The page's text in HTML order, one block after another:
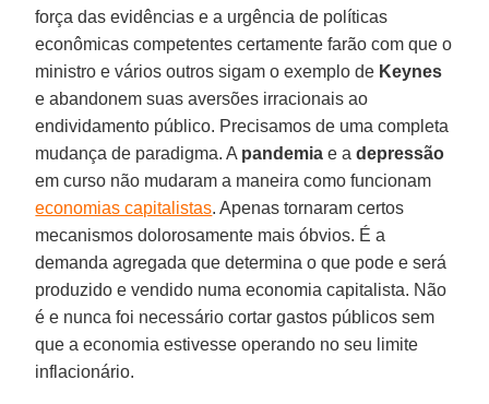
força das evidências e a urgência de políticas
econômicas competentes certamente farão com que o
ministro e vários outros sigam o exemplo de Keynes
e abandonem suas aversões irracionais ao
endividamento público. Precisamos de uma completa
mudança de paradigma. A pandemia e adepressão
em curso não mudaram a maneira como funcionam
economias capitalistas. Apenas tornaram certos
mecanismos dolorosamente mais óbvios. É a
demanda agregada que determina o que pode e será
produzido e vendido numa economia capitalista. Não
é e nunca foi necessário cortar gastos públicos sem
que a economia estivesse operando no seu limite
inflacionário.